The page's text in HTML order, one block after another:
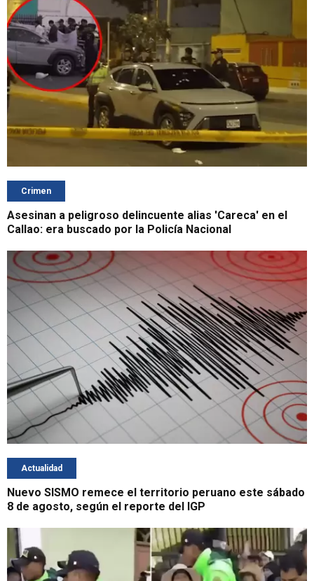
Crimen
Asesinan a peligroso delincuente alias 'Careca' en el
Callao: era buscado por la Policía Nacional
Actualidad
Nuevo SISMO remece el territorio peruano este sábado
8 de agosto, según el reporte del IGP